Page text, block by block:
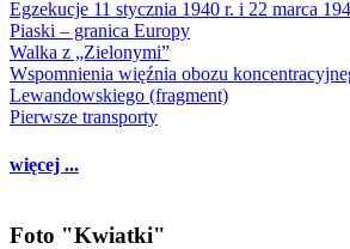
Egzekucje 11 stycznia 1940 r. i 22 marca
Piaski – granica Europy
Walka z „Zielonymi”
Wspomnienia więźnia obozu
Lewandowskiego (fragment)
Pierwsze transporty
więcej ...
Foto "Kwiatki"